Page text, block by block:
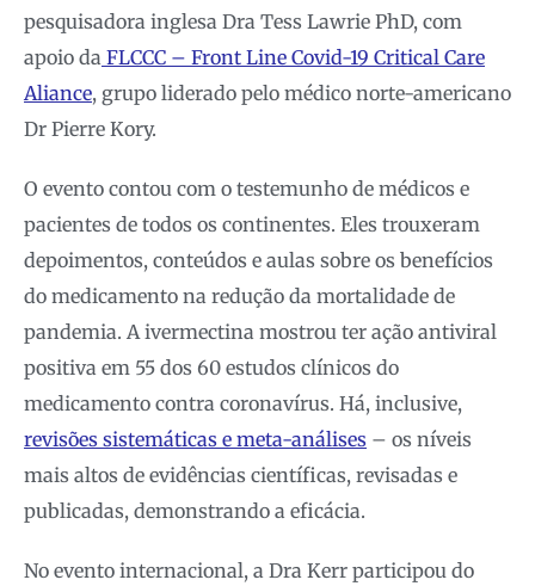
pesquisadora inglesa Dra Tess Lawrie PhD, com
apoio da FLCCC – Front Line Covid-19 Critical Care
Aliance, grupo liderado pelo médico norte-americano
Dr Pierre Kory.
O evento contou com o testemunho de médicos e
pacientes de todos os continentes. Eles trouxeram
depoimentos, conteúdos e aulas sobre os benefícios
do medicamento na redução da mortalidade de
pandemia. A ivermectina mostrou ter ação antiviral
positiva em 55 dos 60 estudos clínicos do
medicamento contra coronavírus. Há, inclusive,
revisões sistemáticas e meta-análises – os níveis
mais altos de evidências científicas, revisadas e
publicadas, demonstrando a eficácia.
No evento internacional, a Dra Kerr participou do